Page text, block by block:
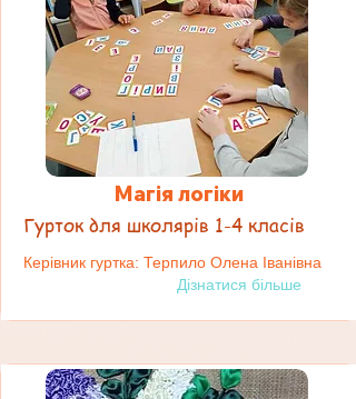
Магія логіки
Гурток для школярів 1-4 класів
Керівник гуртка: Терпило Олена Іванівна
Дізнатися більше